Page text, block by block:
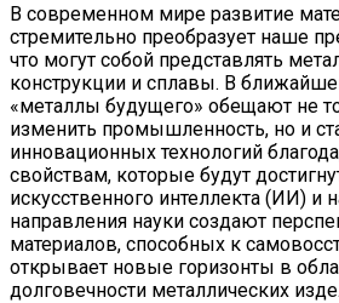
В современном мире развитие
стремительно преобразует наше
что могут собой представлять
конструкции и сплавы. В
«металлы будущего» обещают не
изменить промышленность, но и
инновационных технологий
свойствам, которые будут
искусственного интеллекта (ИИ) и
направления науки создают
материалов, способных к
открывает новые горизонты в
долговечности металлических